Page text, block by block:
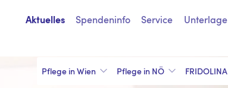
Aktuelles Spendeninfo Service
Pflege in Wien Pflege in NÖ FRIDOLINA